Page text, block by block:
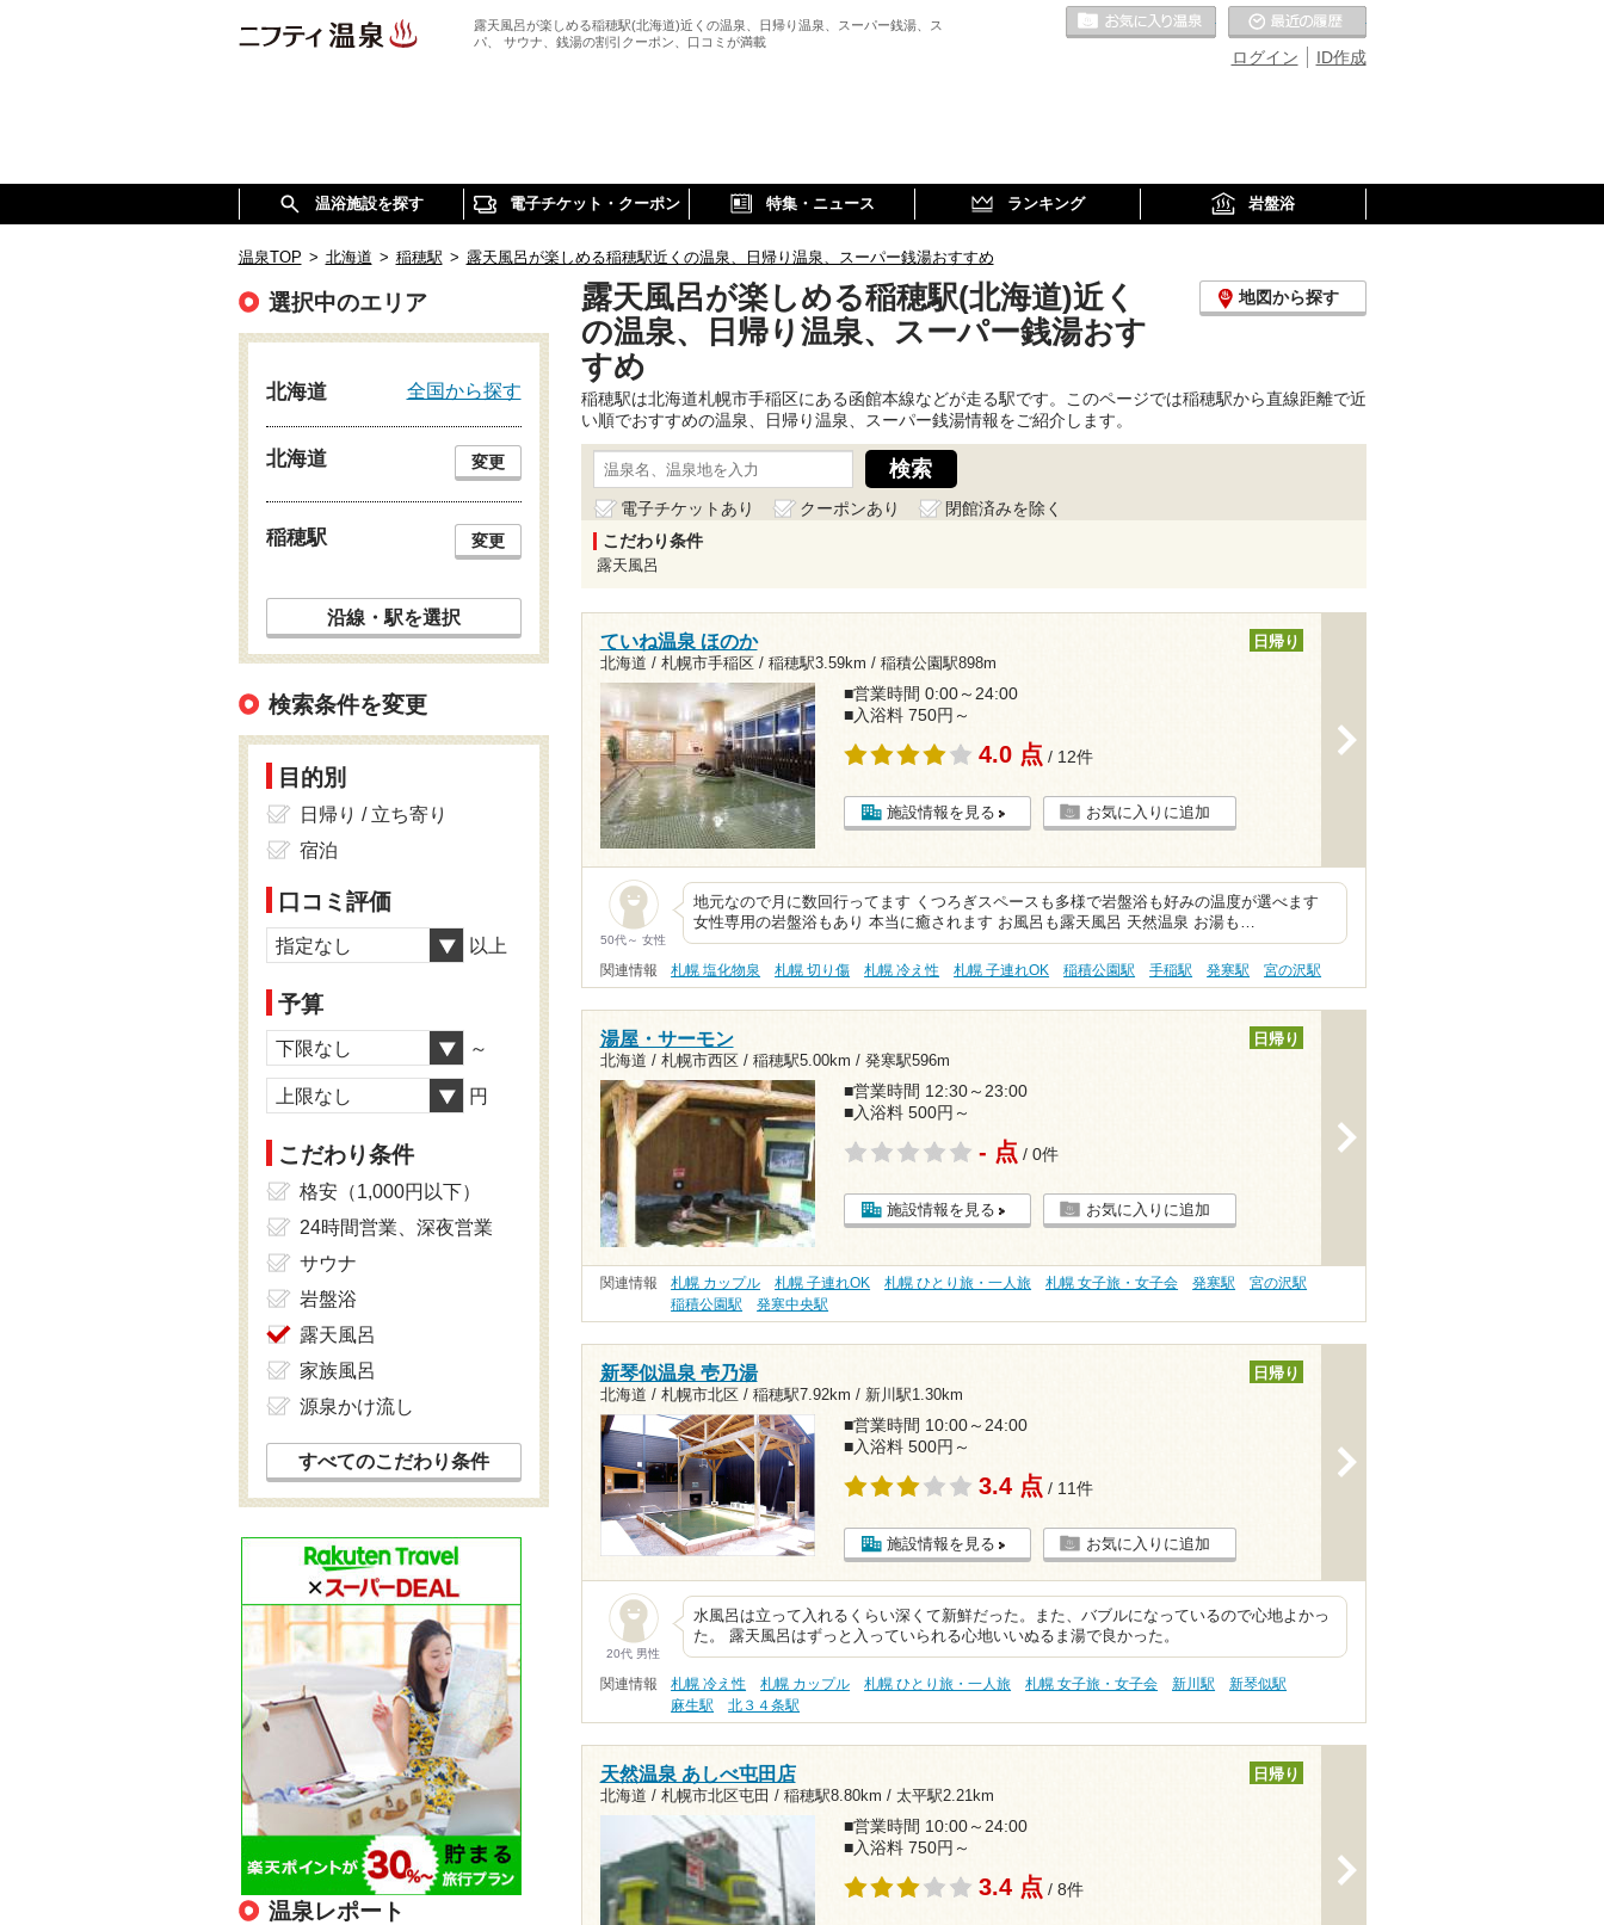
露天風呂が楽しめる稲穂駅(北海道)近くの温泉、日帰り温泉、スーパー銭湯、ス
パ、 サウナ、銭湯の割引クーポン、口コミが満載
ID作成
ログイン
お気に入りの温泉
温浴施設を探す 電子チケット・クーポン 特集・ニュース ランキング 岩盤浴
温泉TOP > 北海道 > 稲穂駅 > 露天風呂が楽しめる稲穂駅近くの温泉、日帰り温泉、スーパー銭湯おすすめ
露天風呂が楽しめる稲穂駅(北海道)近く
の温泉、日帰り温泉、スーパー銭湯おす
すめ
地図から探す
稲穂駅は北海道札幌市手稲区にある函館本線などが走る駅です。このページでは稲穂駅から直線距離で近
い順でおすすめの温泉、日帰り温泉、スーパー銭湯情報をご紹介します。
電子チケットあり クーポンあり
閉館済みを除く
こだわり条件
露天風呂
ていね温泉 ほのか
北海道 / 札幌市手稲区 / 稲穂駅3.59km / 稲積公園駅898m
日帰り
■営業時間 0:00～24:00
■入浴料 750円～
4.0 点 / 12件
施設情報を見る お気に入りに追加
50代～ 女性
地元なので月に数回行ってます くつろぎスペースも多様で岩盤浴も好みの温度が選べます
女性専用の岩盤浴もあり 本当に癒されます お風呂も露天風呂 天然温泉 お湯も…
関連情報 札幌 塩化物泉 札幌 切り傷 札幌 冷え性 札幌 子連れOK 稲積公園駅 手稲駅 発寒駅 宮の沢駅
湯屋・サーモン
北海道 / 札幌市西区 / 稲穂駅5.00km / 発寒駅596m
日帰り
■営業時間 12:30～23:00
■入浴料 500円～
- 点 / 0件
施設情報を見る お気に入りに追加
関連情報 札幌 カップル 札幌 子連れOK 札幌 ひとり旅・一人旅 札幌 女子旅・女子会 発寒駅
宮の沢駅
稲積公園駅
発寒中央駅
新琴似温泉 壱乃湯
北海道 / 札幌市北区 / 稲穂駅7.92km / 新川駅1.30km
日帰り
■営業時間 10:00～24:00
■入浴料 500円～
3.4 点 / 11件
施設情報を見る お気に入りに追加
20代 男性
水風呂は立って入れるくらい深くて新鮮だった。また、バブルになっているので心地よかっ
た。 露天風呂はずっと入っていられる心地いいぬるま湯で良かった。
関連情報 札幌 冷え性 札幌 カップル 札幌 ひとり旅・一人旅 札幌 女子旅・女子会 新川駅
新琴似駅
麻生駅
北３４条駅
天然温泉 あしべ屯田店
北海道 / 札幌市北区屯田 / 稲穂駅8.80km / 太平駅2.21km
日帰り
■営業時間 10:00～24:00
■入浴料 750円～
3.4 点 / 8件
選択中のエリア
北海道 全国から探す
北海道 変更
稲穂駅 変更
沿線・駅を選択
検索条件を変更
目的別
日帰り / 立ち寄り
宿泊
口コミ評価
指定なし 以上
予算
下限なし ～
上限なし 円
こだわり条件
格安（1,000円以下）
24時間営業、深夜営業
サウナ
岩盤浴
露天風呂
家族風呂
源泉かけ流し
すべてのこだわり条件
温泉レポート